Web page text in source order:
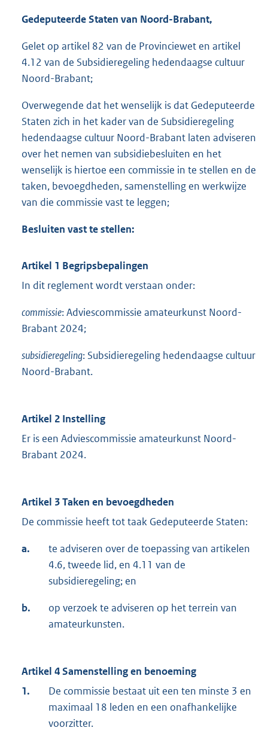
Gedeputeerde Staten van Noord-Brabant,
Gelet op artikel 82 van de Provinciewet en artikel
4.12 van de Subsidieregeling hedendaagse cultuur
Noord-Brabant;
Overwegende dat het wenselijk is dat Gedeputeerde
Staten zich in het kader van de Subsidieregeling
hedendaagse cultuur Noord-Brabant laten adviseren
over het nemen van subsidiebesluiten en het
wenselijk is hiertoe een commissie in te stellen en de
taken, bevoegdheden, samenstelling en werkwijze
van die commissie vast te leggen;
Besluiten vast te stellen:
Artikel 1 Begripsbepalingen
In dit reglement wordt verstaan onder:
commissie: Adviescommissie amateurkunst Noord-
Brabant 2024;
subsidieregeling: Subsidieregeling hedendaagse cultuur
Noord-Brabant.
Artikel 2 Instelling
Er is een Adviescommissie amateurkunst Noord-
Brabant 2024.
Artikel 3 Taken en bevoegdheden
De commissie heeft tot taak Gedeputeerde Staten:
a.
te adviseren over de toepassing van artikelen
4.6, tweede lid, en 4.11 van de
subsidieregeling; en
b.
op verzoek te adviseren op het terrein van
amateurkunsten.
Artikel 4 Samenstelling en benoeming
1.
De commissie bestaat uit een ten minste 3 en
maximaal 18 leden en een onafhankelijke
voorzitter.